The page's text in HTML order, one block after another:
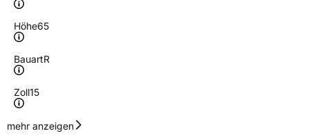
Höhe65
BauartR
Zoll15
Geschwindigkeitsindex
mehr anzeigen